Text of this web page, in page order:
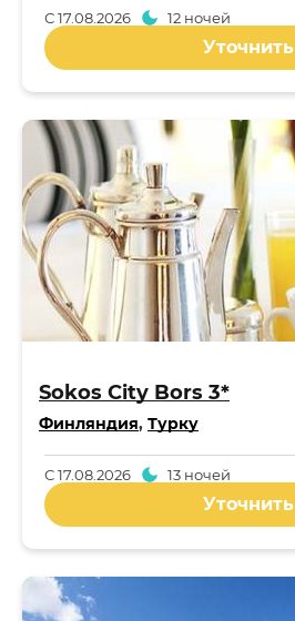
С17.08.2026 12 ночей
Уточнить
Sokos City Bors 3*
Финляндия, Турку
С17.08.2026 13 ночей
Уточнить